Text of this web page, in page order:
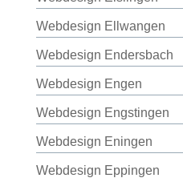
Webdesign Ellwangen
Webdesign Endersbach
Webdesign Engen
Webdesign Engstingen
Webdesign Eningen
Webdesign Eppingen